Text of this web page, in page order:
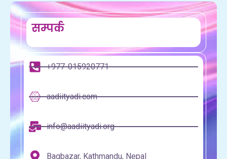
सम्पर्क
+977-015920771
aadiityadi.com
info@aadiityadi.org
Bagbazar, Kathmandu, Nepal